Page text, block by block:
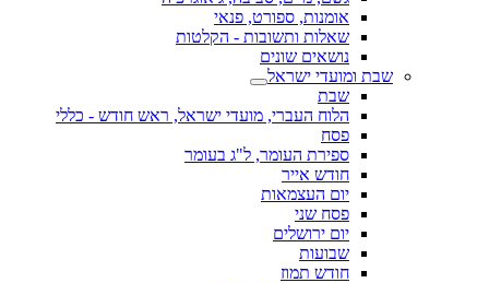
אומנות, ספורט, פנאי
שאלות ותשובות - הקלטות
נושאים שונים
שבת ומועדי ישראל
שבת
הלוח העברי, מועדי ישראל, ראש חודש - כללי
פסח
ספירת העומר, ל"ג בעומר
חודש אייר
יום העצמאות
פסח שני
יום ירושלים
שבועות
חודש תמוז